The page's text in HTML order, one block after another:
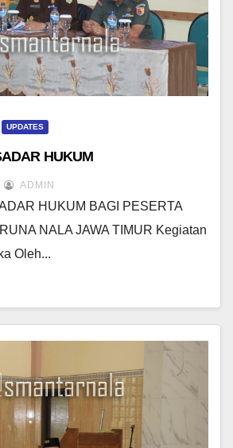
UPDATES
HUKUM
ADMIN
HUKUM BAGI PESERTA
NALA JAWA TIMUR Kegiatan
Oleh...